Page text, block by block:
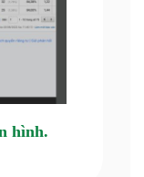
hình.